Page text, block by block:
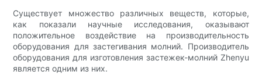
Существует множество различных веществ, которые,
как показали научные исследования, оказывают
положительное воздействие на производительность
оборудования для застегивания молний. Производитель
оборудования для изготовления застежек-молний Zhenyu
является одним из них.